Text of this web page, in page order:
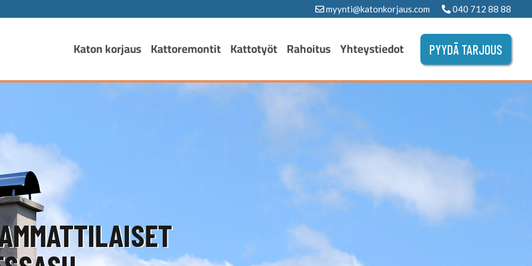
myynti@katonkorjaus.com 040 712 88 88
Katon korjaus Kattoremontit Kattotyöt Rahoitus Yhteystiedot PYYDÄ TARJOUS